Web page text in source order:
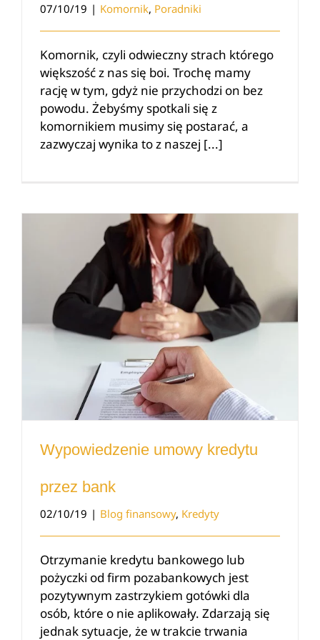
07/10/19 | Komornik, Poradniki
Komornik, czyli odwieczny strach którego
większość z nas się boi. Trochę mamy
rację w tym, gdyż nie przychodzi on bez
powodu. Żebyśmy spotkali się z
komornikiem musimy się postarać, a
zazwyczaj wynika to z naszej [...]
Wypowiedzenie umowy kredytu
przez bank
02/10/19 | Blog finansowy, Kredyty
Otrzymanie kredytu bankowego lub
pożyczki od firm pozabankowych jest
pozytywnym zastrzykiem gotówki dla
osób, które o nie aplikowały. Zdarzają się
jednak sytuacje, że w trakcie trwania